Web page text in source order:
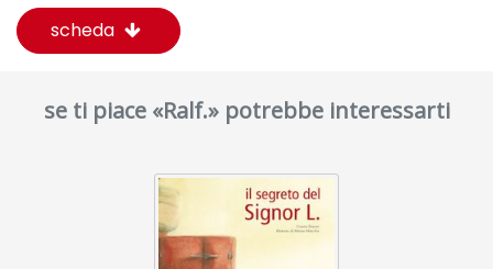
scheda
se ti piace «Ralf.» potrebbe interessarti